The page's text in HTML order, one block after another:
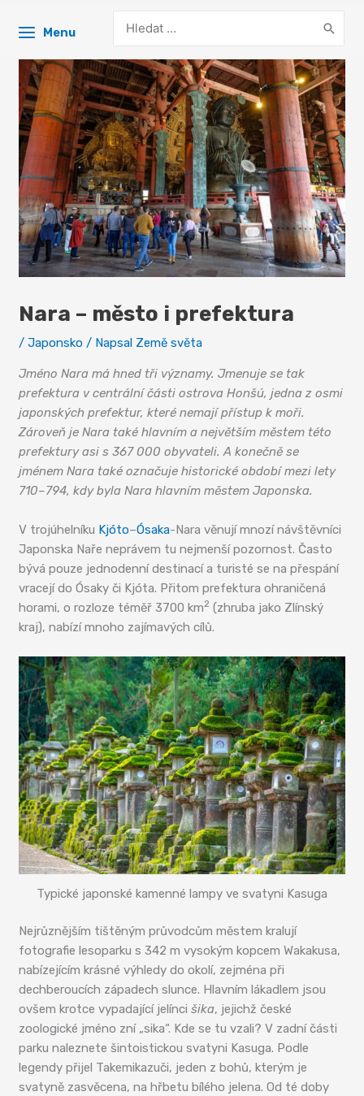
Menu
for:
Nara – město i prefektura
/Japonsko / Napsal Země světa
Jméno Nara má hned tři významy. Jmenuje se tak
prefektura v centrální části ostrova Honšú, jedna z osmi
japonských prefektur, které nemají přístup k moři.
Zároveň je Nara také hlavním a největším městem této
prefektury asi s 367 000 obyvateli. A konečně se
jménem Nara také označuje historické období mezi lety
710–794, kdy byla Nara hlavním městem Japonska.
V trojúhelníku Kjóto–Ósaka-Nara věnují mnozí návštěvníci
Japonska Naře neprávem tu nejmenší pozornost. Často
bývá pouze jednodenní destinací a turisté se na přespání
vracejí do Ósaky či Kjóta. Přitom prefektura ohraničená
horami, o rozloze téměř 3700 km2 (zhruba jako Zlínský
kraj), nabízí mnoho zajímavých cílů.
Typické japonské kamenné lampy ve svatyni Kasuga
Nejrůznějším tištěným průvodcům městem kralují
fotografie lesoparku s 342 m vysokým kopcem Wakakusa,
nabízejícím krásné výhledy do okolí, zejména při
dechberoucích západech slunce. Hlavním lákadlem jsou
ovšem krotce vypadající jelíncišika, jejichž české
zoologické jméno zní „sika“. Kde se tu vzali? V zadní části
parku naleznete šintoistickou svatyni Kasuga. Podle
legendy přijel Takemikazuči, jeden z bohů, kterým je
svatyně zasvěcena, na hřbetu bílého jelena. Od té doby